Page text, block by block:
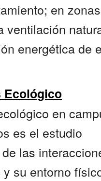
en zonas
ventilación
energética de
en
es el estudio
las
su entorno